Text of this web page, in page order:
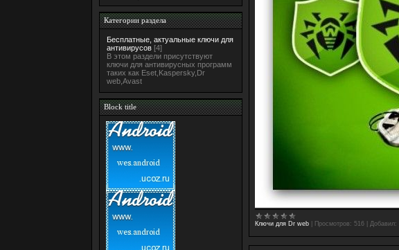
Категории раздела
Бесплатные, актуальные ключи для
антивирусов [4]
В этом раздели присутствуют
ключи для антивирусных программ
таких как Eset,Kaspersky,Dr
web,Avast
Block title
Ключи для Dr web Просмотров: 516 Добавил: